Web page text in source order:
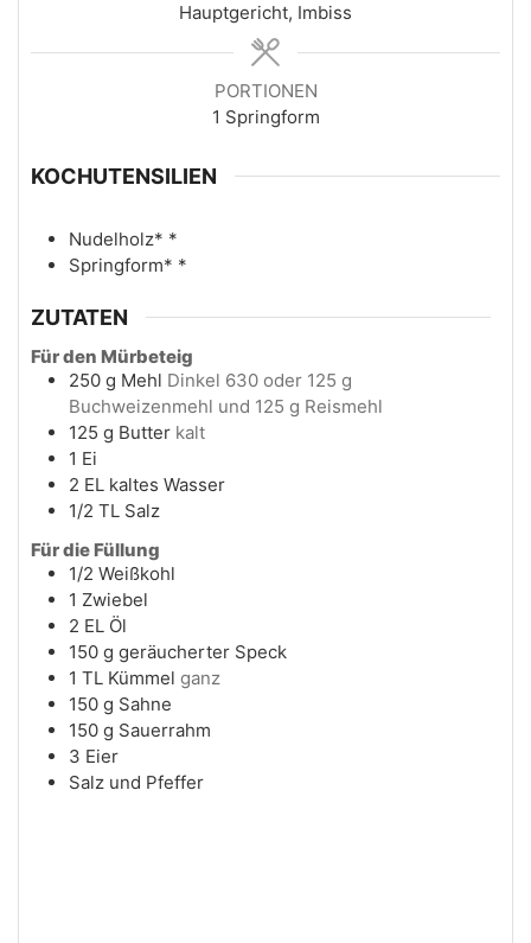
Hauptgericht, Imbiss
PORTIONEN
1 Springform
KOCHUTENSILIEN
Nudelholz* *
Springform* *
ZUTATEN
Für den Mürbeteig
250 g Mehl Dinkel 630 oder 125 g
Buchweizenmehl und 125 g Reismehl
125 g Butter kalt
1 Ei
2 EL kaltes Wasser
1/2 TL Salz
Für die Füllung
1/2 Weißkohl
1 Zwiebel
2 EL Öl
150 g geräucherter Speck
1 TL Kümmel ganz
150 g Sahne
150 g Sauerrahm
3 Eier
Salz und Pfeffer